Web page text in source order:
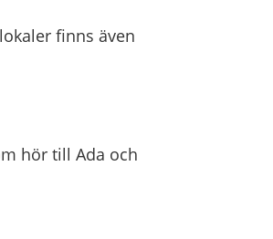
finns även
hör till Ada och